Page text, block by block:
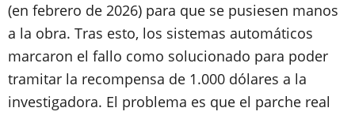
(en febrero de 2026) para que se pusiesen manos
a la obra. Tras esto, los sistemas automáticos
marcaron el fallo como solucionado para poder
tramitar la recompensa de 1.000 dólares a la
investigadora. El problema es que el parche real